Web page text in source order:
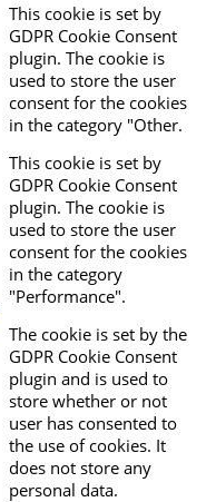
This cookie is set by
GDPR Cookie Consent
plugin. The cookie is
used to store the user
consent for the cookies
in the category "Other.
This cookie is set by
GDPR Cookie Consent
plugin. The cookie is
used to store the user
consent for the cookies
in the category
"Performance".
The cookie is set by the
GDPR Cookie Consent
plugin and is used to
store whether or not
user has consented to
the use of cookies. It
does not store any
personal data.